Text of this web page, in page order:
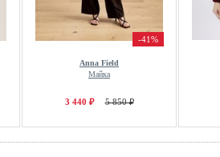
-41%
Anna Field
Майка
3 440 ₽ 5 850 ₽